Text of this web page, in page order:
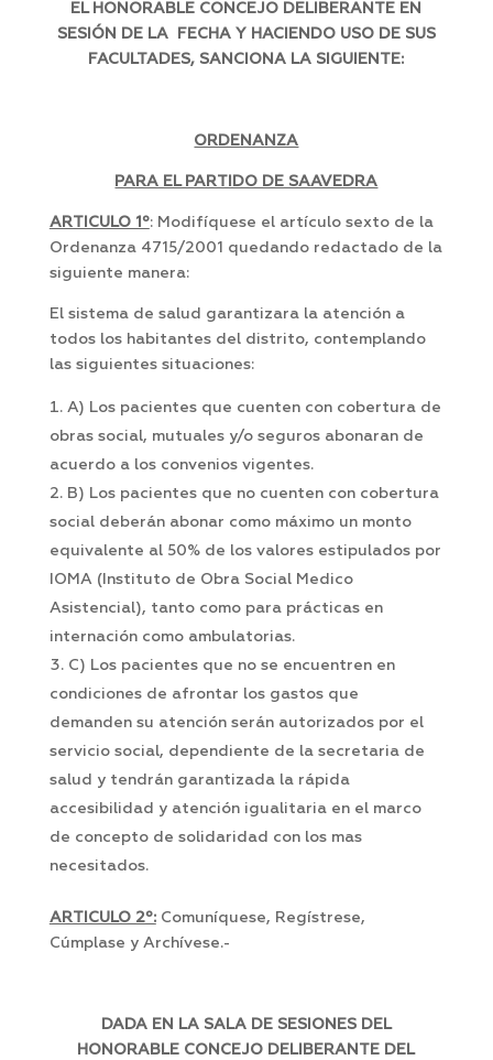
EL HONORABLE CONCEJO DELIBERANTE EN
SESIÓN DE LA FECHA Y HACIENDO USO DE SUS
FACULTADES, SANCIONA LA SIGUIENTE:
ORDENANZA
PARA EL PARTIDO DE SAAVEDRA
ARTICULO 1º: Modifíquese el artículo sexto de la
Ordenanza 4715/2001 quedando redactado de la
siguiente manera:
El sistema de salud garantizara la atención a
todos los habitantes del distrito, contemplando
las siguientes situaciones:
A) Los pacientes que cuenten con cobertura de
obras social, mutuales y/o seguros abonaran de
acuerdo a los convenios vigentes.
B) Los pacientes que no cuenten con cobertura
social deberán abonar como máximo un monto
equivalente al 50% de los valores estipulados por
IOMA (Instituto de Obra Social Medico
Asistencial), tanto como para prácticas en
internación como ambulatorias.
C) Los pacientes que no se encuentren en
condiciones de afrontar los gastos que
demanden su atención serán autorizados por el
servicio social, dependiente de la secretaria de
salud y tendrán garantizada la rápida
accesibilidad y atención igualitaria en el marco
de concepto de solidaridad con los mas
necesitados.
ARTICULO 2º:Comuníquese, Regístrese,
Cúmplase y Archívese.-
DADA EN LA SALA DE SESIONES DEL
HONORABLE CONCEJO DELIBERANTE DEL